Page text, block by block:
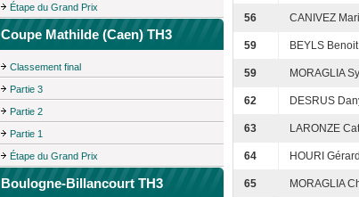
Étape du Grand Prix
Coupe Mathilde (Caen) TH3
Classement final
Partie 3
Partie 2
Partie 1
Étape du Grand Prix
Boulogne-Billancourt TH3
56 CANIVEZ
59 BEYLS Benoit
59 MORAGLIA
62 DESRUS
63 LARONZE
64 HOURI Gérard
65 MORAGLIA